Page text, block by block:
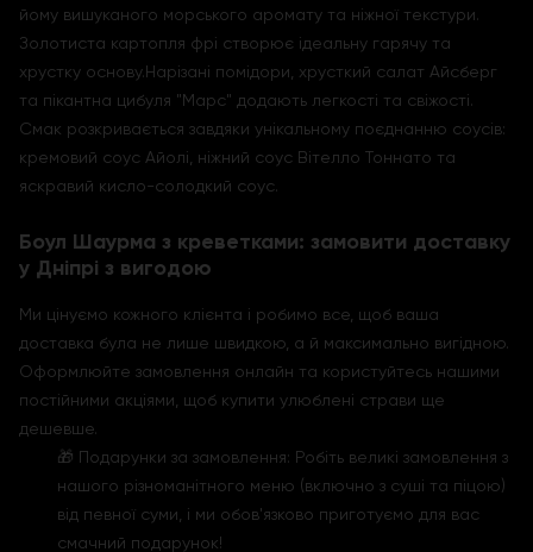
йому вишуканого морського аромату та ніжної текстури.
Золотиста картопля фрі створює ідеальну гарячу та
хрустку основу.Нарізані помідори, хрусткий салат Айсберг
та пікантна цибуля "Марс" додають легкості та свіжості.
Смак розкривається завдяки унікальному поєднанню соусів:
кремовий соус Айолі, ніжний соус Вітелло Тоннато та
яскравий кисло-солодкий соус.
Боул Шаурма з креветками: замовити доставку
у Дніпрі з вигодою
Ми цінуємо кожного клієнта і робимо все, щоб ваша
доставка була не лише швидкою, а й максимально вигідною.
Оформлюйте замовлення онлайн та користуйтесь нашими
постійними акціями, щоб купити улюблені страви ще
дешевше.
🎁 Подарунки за замовлення: Робіть великі замовлення з
нашого різноманітного меню (включно з суші та піцою)
від певної суми, і ми обов'язково приготуємо для вас
смачний подарунок!